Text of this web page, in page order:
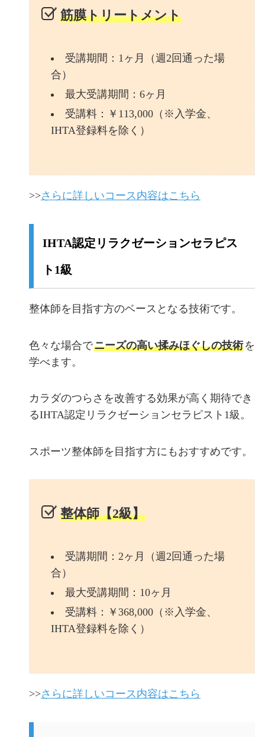
筋膜トリートメント
受講期間：1ヶ月（週2回通った場
合）
最大受講期間：6ヶ月
受講料：￥113,000（※入学金、
IHTA登録料を除く）
>>さらに詳しいコース内容はこちら
IHTA認定リラクゼーションセラピス
ト1級
整体師を目指す方のベースとなる技術です。
色々な場合でニーズの高い揉みほぐしの技術 を
学べます。
カラダのつらさを改善する効果が高く期待でき
るIHTA認定リラクゼーションセラピスト1級。
スポーツ整体師を目指す方にもおすすめです。
整体師【2級】
受講期間：2ヶ月（週2回通った場
合）
最大受講期間：10ヶ月
受講料：￥368,000（※入学金、
IHTA登録料を除く）
>>さらに詳しいコース内容はこちら